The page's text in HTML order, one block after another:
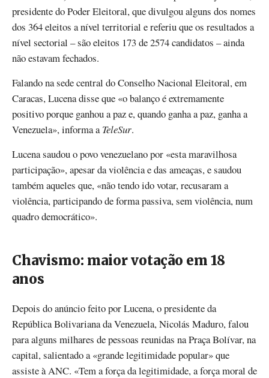
presidente do Poder Eleitoral, que divulgou alguns dos nomes
dos 364 eleitos a nível territorial e referiu que os resultados a
nível sectorial – são eleitos 173 de 2574 candidatos – ainda
não estavam fechados.
Falando na sede central do Conselho Nacional Eleitoral, em
Caracas, Lucena disse que «o balanço é extremamente
positivo porque ganhou a paz e, quando ganha a paz, ganha a
Venezuela», informa aTeleSur.
Lucena saudou o povo venezuelano por «esta maravilhosa
participação», apesar da violência e das ameaças, e saudou
também aqueles que, «não tendo ido votar, recusaram a
violência, participando de forma passiva, sem violência, num
quadro democrático».
Chavismo: maior votação em 18
anos
Depois do anúncio feito por Lucena, o presidente da
República Bolivariana da Venezuela, Nicolás Maduro, falou
para alguns milhares de pessoas reunidas na Praça Bolívar, na
capital, salientado a «grande legitimidade popular» que
assiste à ANC. «Tem a força da legitimidade, a força moral de